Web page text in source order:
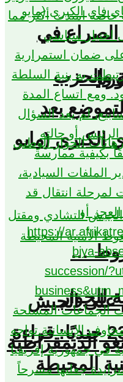
والحزب
بعد
الكبرى (مايو
على الجيش
التشادي ومقتل 23 جنديًا: قراءة
المحيطة
الصراع في
…
للحوار
الديمقراطية